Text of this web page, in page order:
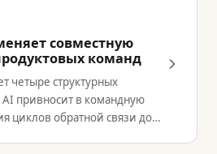
совместную
команд
четыре структурных
привносит в командную
циклов обратной связи до